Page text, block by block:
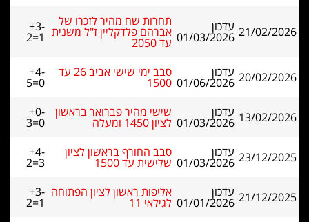
21/02/2026 עדכון
01/03/2026
תחרות שח מהיר לזכרו של
אברהם פלדקליין ז"ל משנית
עד 2050
+3-
2=1
20/02/2026 עדכון
01/06/2026
סבב ימי שישי אביב 26 עד
1500
+4-
5=0
13/02/2026 עדכון
01/03/2026
שישי מהיר פברואר בראשון
לציון 1450 ומעלה
+0-
3=0
23/12/2025 עדכון
01/03/2026
סבב החורף בראשון לציון
שלישית עד 1500
+4-
2=3
21/12/2025 עדכון
01/01/2026
אליפות ראשון לציון הפתוחה
לגילאי 11
+3-
2=1